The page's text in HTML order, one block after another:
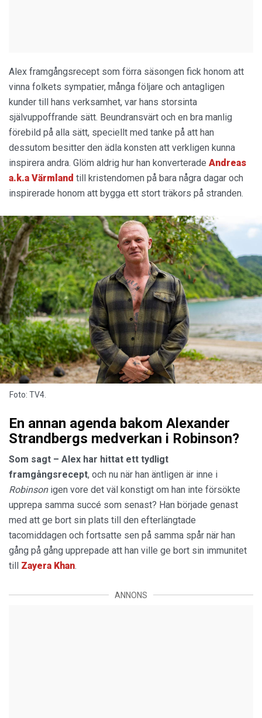
Alex framgångsrecept som förra säsongen fick honom att
vinna folkets sympatier, många följare och antagligen
kunder till hans verksamhet, var hans storsinta
självuppoffrande sätt. Beundransvärt och en bra manlig
förebild på alla sätt, speciellt med tanke på att han
dessutom besitter den ädla konsten att verkligen kunna
inspirera andra. Glöm aldrig hur han konverterade Andreas
a.k.a Värmland till kristendomen på bara några dagar och
inspirerade honom att bygga ett stort träkors på stranden.
Foto: TV4.
En annan agenda bakom Alexander
Strandbergs medverkan i Robinson?
Som sagt – Alex har hittat ett tydligt
framgångsrecept, och nu när han äntligen är inne i
Robinsonigen vore det väl konstigt om han inte försökte
upprepa samma succé som senast? Han började genast
med att ge bort sin plats till den efterlängtade
tacomiddagen och fortsatte sen på samma spår när han
gång på gång upprepade att han ville ge bort sin immunitet
till Zayera Khan.
ANNONS